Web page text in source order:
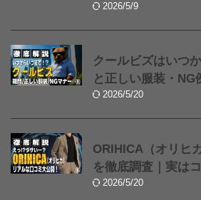
2026/5/9
クールビズはいつ
と正しい服装・NG
2026/5/20
ORIHICA（オリヒ
を徹底調査｜実は
2026/5/20